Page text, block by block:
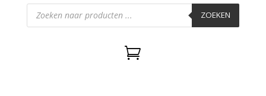
Producten
zoeken ZOEKEN
